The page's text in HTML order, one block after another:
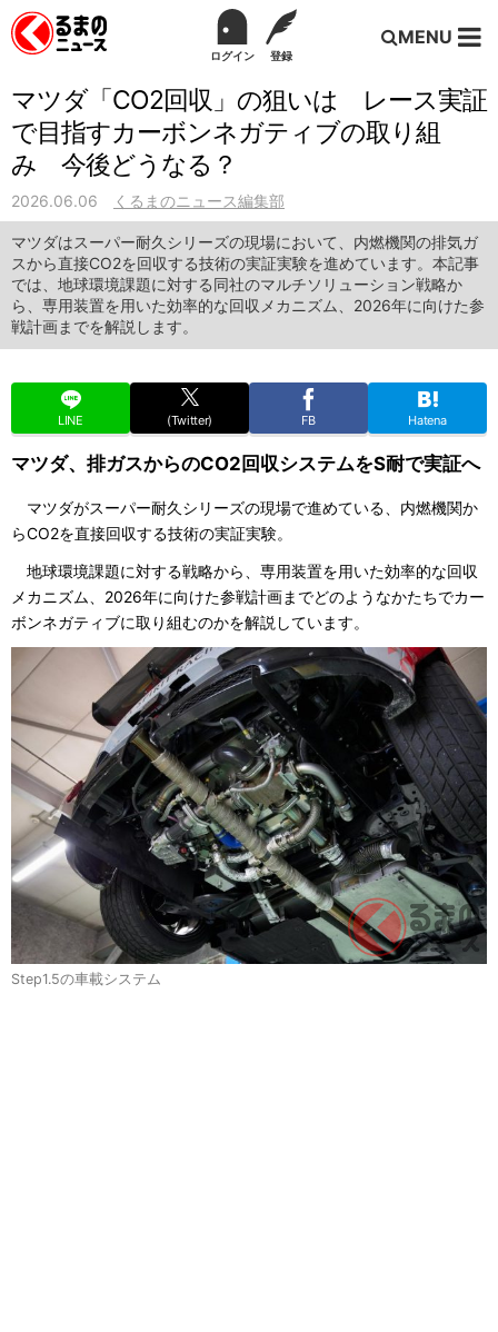
ログイン 登録
MENU
マツダ「CO2回収」の狙いは レース実証
で目指すカーボンネガティブの取り組
み 今後どうなる？
2026.06.06 くるまのニュース編集部
マツダはスーパー耐久シリーズの現場において、内燃機関の排気ガ
スから直接CO2を回収する技術の実証実験を進めています。本記事
では、地球環境課題に対する同社のマルチソリューション戦略か
ら、専用装置を用いた効率的な回収メカニズム、2026年に向けた参
戦計画までを解説します。
LINE (Twitter) FB Hatena
マツダ、排ガスからのCO2回収システムをS耐で実証へ
マツダがスーパー耐久シリーズの現場で進めている、内燃機関か
らCO2を直接回収する技術の実証実験。
地球環境課題に対する戦略から、専用装置を用いた効率的な回収
メカニズム、2026年に向けた参戦計画までどのようなかたちでカー
ボンネガティブに取り組むのかを解説しています。
Step1.5の車載システム